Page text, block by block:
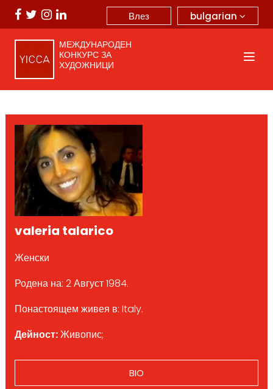
bulgarian
Влез
МЕЖДУНАРОДЕН
КОНКУРС ЗА
ХУДОЖНИЦИ
valeria talarico
Женски
Родена на: 2 Август 1984.
Понастоящем живея в: Italy.
Дейност:Живопис;
BIO